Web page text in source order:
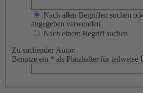
Nach allen Begriffen suchen
angegeben verwenden
Nach einem Begriff suchen
Zu suchender Autor:
Benutze ein * als Platzhalter für teilweise